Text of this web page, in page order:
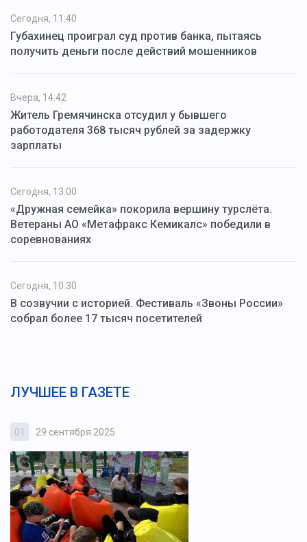
Сегодня, 11:40
Губахинец проиграл суд против банка, пытаясь
получить деньги после действий мошенников
Вчера, 14:42
Житель Гремячинска отсудил у бывшего
работодателя 368 тысяч рублей за задержку
зарплаты
Сегодня, 13:00
«Дружная семейка» покорила вершину турслёта.
Ветераны АО «Метафракс Кемикалс» победили в
соревнованиях
Сегодня, 10:30
В созвучии с историей. Фестиваль «Звоны России»
собрал более 17 тысяч посетителей
ЛУЧШЕЕ В ГАЗЕТЕ
01 29 сентября 2025